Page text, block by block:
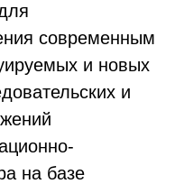
современным
и новых
и
на базе